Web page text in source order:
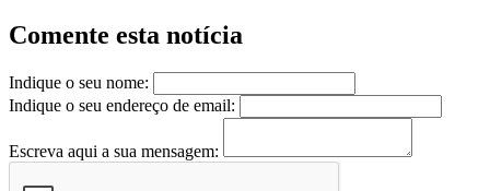
Comente esta notícia
Indique o seu nome:
Indique o seu endereço de email:
Escreva aqui a sua mensagem: